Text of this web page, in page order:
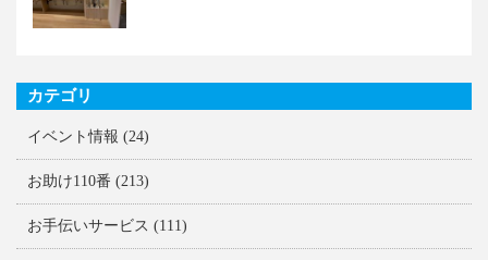
カテゴリ
イベント情報 (24)
お助け110番 (213)
お手伝いサービス (111)